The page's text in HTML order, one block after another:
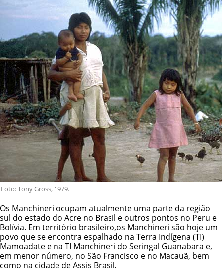
Foto: Tony Gross, 1979.
Os Manchineri ocupam atualmente uma parte da região
sul do estado do Acre no Brasil e outros pontos no Peru e
Bolívia. Em território brasileiro,os Manchineri são hoje um
povo que se encontra espalhado na Terra Indígena (TI)
Mamoadate e na TI Manchineri do Seringal Guanabara e,
em menor número, no São Francisco e no Macauã, bem
como na cidade de Assis Brasil.